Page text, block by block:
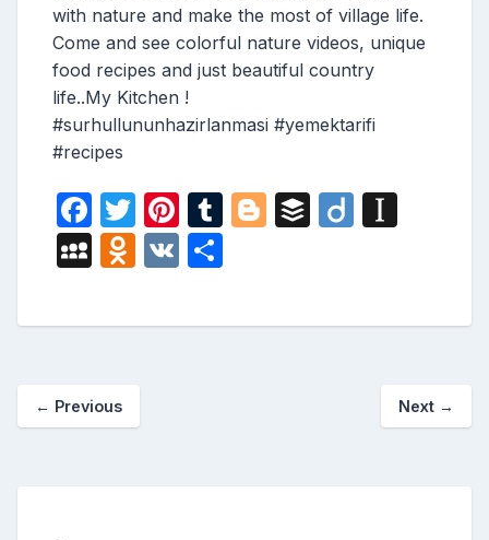
with nature and make the most of village life.
Come and see colorful nature videos, unique
food recipes and just beautiful country
life..My Kitchen !
#surhullununhazirlanmasi #yemektarifi
#recipes
F
a
c
e
o
T
w
itt
er
Pi
nt
er
e
T
bl
Bl
g
B
r
Di
p
er
M
S
a
c
O
n
a
V
ar
← Previous Next →